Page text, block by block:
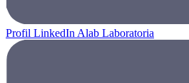
Profil LinkedIn Alab Laboratoria